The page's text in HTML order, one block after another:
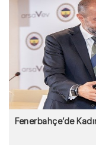
Fenerbahçe’de